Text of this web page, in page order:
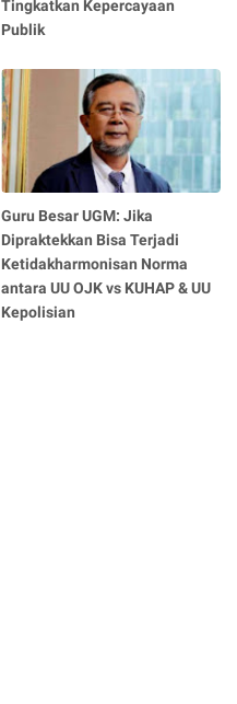
Tingkatkan Kepercayaan
Publik
Guru Besar UGM: Jika
Dipraktekkan Bisa Terjadi
Ketidakharmonisan Norma
antara UU OJK vs KUHAP & UU
Kepolisian